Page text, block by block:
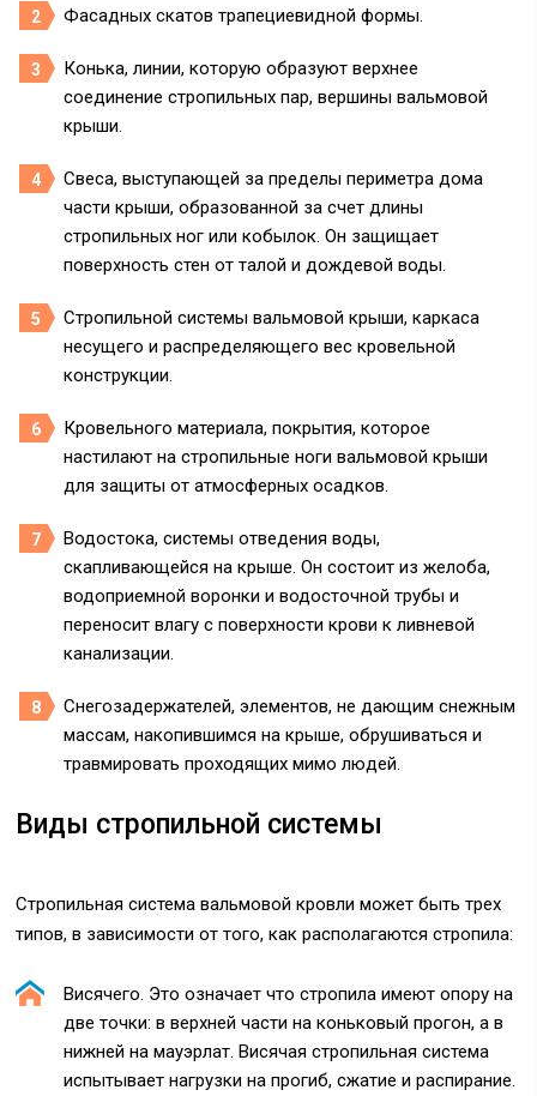
Фасадных скатов трапециевидной формы.
Конька, линии, которую образуют верхнее
соединение стропильных пар, вершины вальмовой
крыши.
Свеса, выступающей за пределы периметра дома
части крыши, образованной за счет длины
стропильных ног или кобылок. Он защищает
поверхность стен от талой и дождевой воды.
Стропильной системы вальмовой крыши, каркаса
несущего и распределяющего вес кровельной
конструкции.
Кровельного материала, покрытия, которое
настилают на стропильные ноги вальмовой крыши
для защиты от атмосферных осадков.
Водостока, системы отведения воды,
скапливающейся на крыше. Он состоит из желоба,
водоприемной воронки и водосточной трубы и
переносит влагу с поверхности крови к ливневой
канализации.
Снегозадержателей, элементов, не дающим снежным
массам, накопившимся на крыше, обрушиваться и
травмировать проходящих мимо людей.
Виды стропильной системы
Стропильная система вальмовой кровли может быть трех
типов, в зависимости от того, как располагаются стропила:
Висячего. Это означает что стропила имеют опору на
две точки: в верхней части на коньковый прогон, а в
нижней на мауэрлат. Висячая стропильная система
испытывает нагрузки на прогиб, сжатие и распирание.